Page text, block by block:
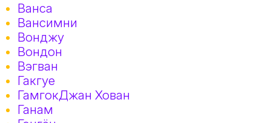
Ванса
Вансимни
Вонджу
Вондон
Вэгван
Гакгye
ГамгокДжан Хован
Ганам